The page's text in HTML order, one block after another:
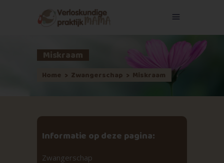
Miskraam
Home > Zwangerschap > Miskraam
Informatie op deze pagina:
Zwangerschap